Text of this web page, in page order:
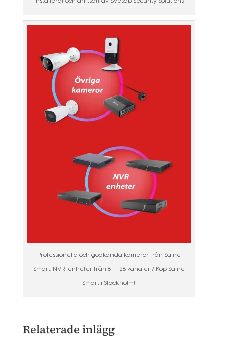
Professionella och godkända kameror från Safire
Smart. NVR-enheter från 8 – 128 kanaler / Köp Safire
Smart i Stockholm!
Relaterade inlägg